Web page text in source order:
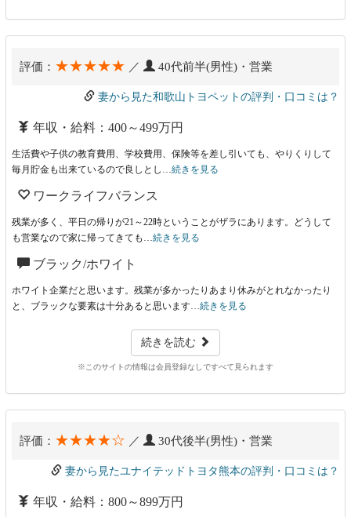
評価： ★★★★★ ／ 40代前半(男性)・営業
妻から見た和歌山トヨペットの評判・口コミは？
年収・給料：400～499万円
生活費や子供の教育費用、学校費用、保険等を差し引いても、やりくりして
毎月貯金も出来ているので良しとし…続きを見る
ワークライフバランス
残業が多く、平日の帰りが21～22時ということがザラにあります。どうして
も営業なので家に帰ってきても…続きを見る
ブラック/ホワイト
ホワイト企業だと思います。残業が多かったりあまり休みがとれなかったり
と、ブラックな要素は十分あると思います…続きを見る
続きを読む
※このサイトの情報は会員登録なしですべて見られます
評価： ★★★★☆ ／ 30代後半(男性)・営業
妻から見たユナイテッドトヨタ熊本の評判・口コミは？
年収・給料：800～899万円